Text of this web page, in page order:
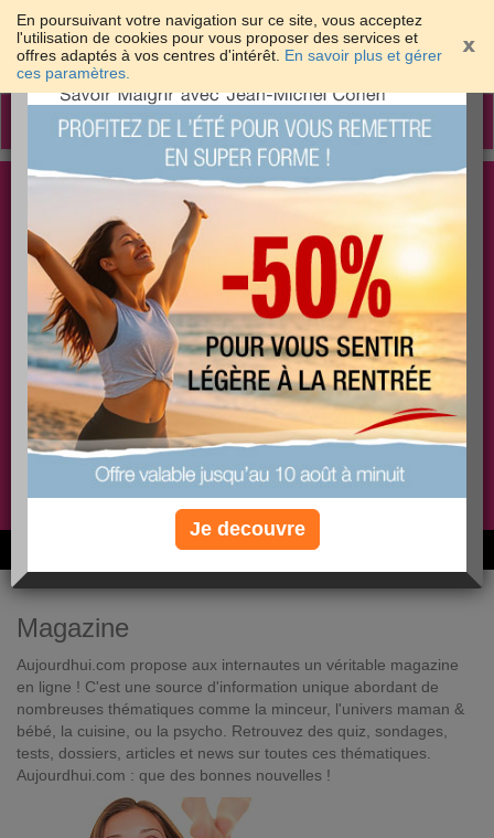
En poursuivant votre navigation sur ce site, vous acceptez
l'utilisation de cookies pour vous proposer des services et
offres adaptés à vos centres d'intérêt. En savoir plus et gérer
ces paramètres.
Toggle
Les meilleures solutions pour maigrir et être bien
dans sa peau
PLUS
EFFICACE
PLUS
SANTÉ
PLUS
COACHING
Non, je préfère le régime gratuit
6M de personnes ont maigri et réappris à manger avec nous
Magazine
Aujourdhui.com propose aux internautes un véritable magazine
en ligne ! C'est une source d'information unique abordant de
nombreuses thématiques comme la minceur, l'univers maman &
bébé, la cuisine, ou la psycho. Retrouvez des quiz, sondages,
tests, dossiers, articles et news sur toutes ces thématiques.
Aujourdhui.com : que des bonnes nouvelles !
×
Je decouvre